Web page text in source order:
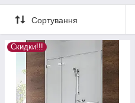
Сортування
Скидки!!!